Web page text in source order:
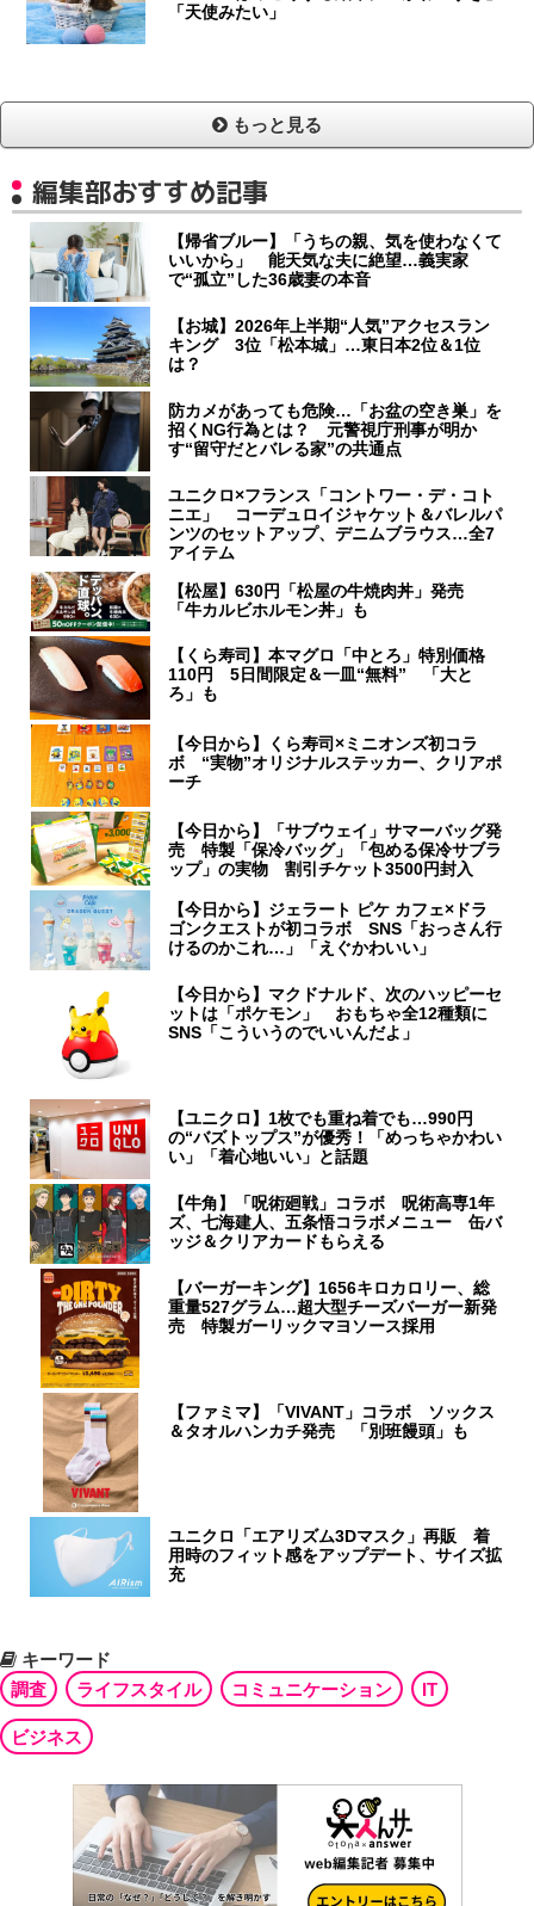
「天使みたい」
もっと見る
編集部おすすめ記事
【帰省ブルー】「うちの親、気を使わなくて
いいから」 能天気な夫に絶望…義実家
で“孤立”した36歳妻の本音
【お城】2026年上半期“人気”アクセスラン
キング 3位「松本城」…東日本2位＆1位
は？
防カメがあっても危険…「お盆の空き巣」を
招くNG行為とは？ 元警視庁刑事が明か
す“留守だとバレる家”の共通点
ユニクロ×フランス「コントワー・デ・コト
ニエ」 コーデュロイジャケット＆バレルパ
ンツのセットアップ、デニムブラウス…全7
アイテム
【松屋】630円「松屋の牛焼肉丼」発売
「牛カルビホルモン丼」も
【くら寿司】本マグロ「中とろ」特別価格
110円 5日間限定＆一皿“無料” 「大と
ろ」も
【今日から】くら寿司×ミニオンズ初コラ
ボ “実物”オリジナルステッカー、クリアポ
ーチ
【今日から】「サブウェイ」サマーバッグ発
売 特製「保冷バッグ」「包める保冷サブラ
ップ」の実物 割引チケット3500円封入
【今日から】ジェラート ピケ カフェ×ドラ
ゴンクエストが初コラボ SNS「おっさん行
けるのかこれ…」「えぐかわいい」
【今日から】マクドナルド、次のハッピーセ
ットは「ポケモン」 おもちゃ全12種類に
SNS「こういうのでいいんだよ」
【ユニクロ】1枚でも重ね着でも…990円
の“バズトップス”が優秀！「めっちゃかわい
い」「着心地いい」と話題
【牛角】「呪術廻戦」コラボ 呪術高専1年
ズ、七海建人、五条悟コラボメニュー 缶バ
ッジ＆クリアカードもらえる
【バーガーキング】1656キロカロリー、総
重量527グラム…超大型チーズバーガー新発
売 特製ガーリックマヨソース採用
【ファミマ】「VIVANT」コラボ ソックス
＆タオルハンカチ発売 「別班饅頭」も
ユニクロ「エアリズム3Dマスク」再販 着
用時のフィット感をアップデート、サイズ拡
充
キーワード
調査
ライフスタイル コミュニケーション IT
ビジネス